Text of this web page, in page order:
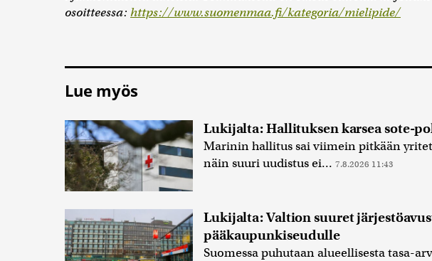
osoitteessa: https://www.suomenmaa.fi/kategoria/mielipide/
Lue myös
Lukijalta: Hallituksen karsea sote-
Marinin hallitus sai viimein pitkään
näin suuri uudistus ei... 7.8.2026 11:43
Lukijalta: Valtion suuret
pääkaupunkiseudulle
Suomessa puhutaan alueellisesta tasa-